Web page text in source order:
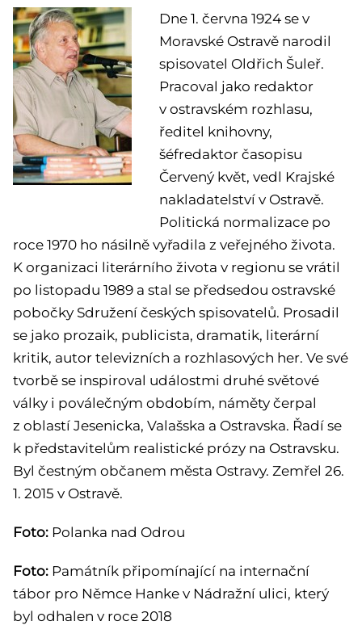
Dne 1. června 1924 se v
Moravské Ostravě narodil
spisovatel Oldřich Šuleř.
Pracoval jako redaktor
v ostravském rozhlasu,
ředitel knihovny,
šéfredaktor časopisu
Červený květ, vedl Krajské
nakladatelství v Ostravě.
Politická normalizace po
roce 1970 ho násilně vyřadila z veřejného života.
K organizaci literárního života v regionu se vrátil
po listopadu 1989 a stal se předsedou ostravské
pobočky Sdružení českých spisovatelů. Prosadil
se jako prozaik, publicista, dramatik, literární
kritik, autor televizních a rozhlasových her. Ve své
tvorbě se inspiroval událostmi druhé světové
války i poválečným obdobím, náměty čerpal
z oblastí Jesenicka, Valašska a Ostravska. Řadí se
k představitelům realistické prózy na Ostravsku.
Byl čestným občanem města Ostravy. Zemřel 26.
1. 2015 v Ostravě.
Foto: Polanka nad Odrou
Foto: Památník připomínající na internační
tábor pro Němce Hanke v Nádražní ulici, který
byl odhalen v roce 2018